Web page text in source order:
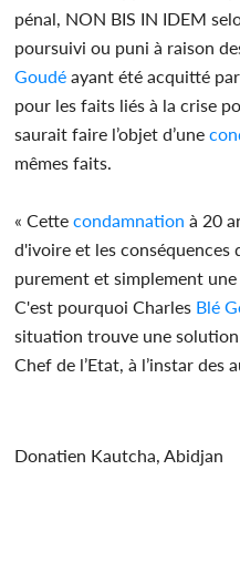
pénal, NON BIS IN IDEM
poursuivi ou puni à raison
Goudé ayant été acquitté
pour les faits liés à la crise
saurait faire l’objet d’une
mêmes faits.
« Cettecondamnation à 20
d'ivoire et les
purement et simplement
C'est pourquoi Charles Blé
situation trouve une
Chef de l’Etat, à l’instar des
Donatien Kautcha, Abidjan